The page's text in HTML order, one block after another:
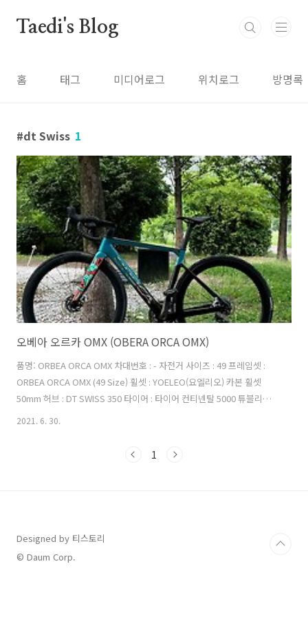
Taedi's Blog
홈 태그 미디어로그 위치로그 방명록
dt Swiss 1
오베아 오르카 OMX (OBERA ORCA OMX)
품명: ORBEA ORCA OMX 차대번호 : - 자전거 사이즈 : 49 프레임셋 :
ORBEA ORCA OMX (49 Size) 휠셋 : YOELEO(요엘리오) 카본 휠셋
50mm 허브 : DT SWISS 350 타이어 : 타이어 컨티넨탈 5000 튜블리스
(앞 : 25C / 뒤 : 28C) 구동계 : SRAM RED ETAP AXS 12단 (쿼크파워미터
Simano PRO Vibe Carbon Handlbar (400mm) 스템 : Orbea ICR -8º
2021. 6. 30.
1
Designed by 티스토리
© Daum Corp.